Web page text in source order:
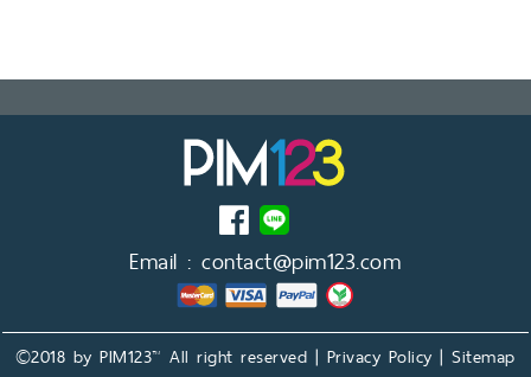
Email :contact@pim123.com
©2018 by PIM123™ All right reserved | Privacy Policy |Sitemap